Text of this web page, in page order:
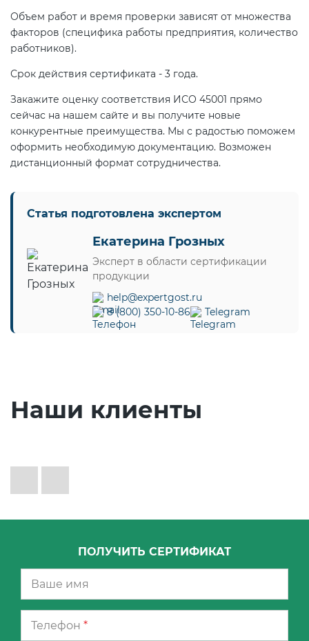
Объем работ и время проверки зависят от множества
факторов (специфика работы предприятия, количество
работников).
Срок действия сертификата - 3 года.
Закажите оценку соответствия ИСО 45001 прямо
сейчас на нашем сайте и вы получите новые
конкурентные преимущества. Мы с радостью поможем
оформить необходимую документацию. Возможен
дистанционный формат сотрудничества.
Статья подготовлена экспертом
Екатерина Грозных
Эксперт в области сертификации
продукции
help@expertgost.ru
8 (800) 350-10-86
Telegram
Наши клиенты
ПОЛУЧИТЬ СЕРТИФИКАТ
Телефон *